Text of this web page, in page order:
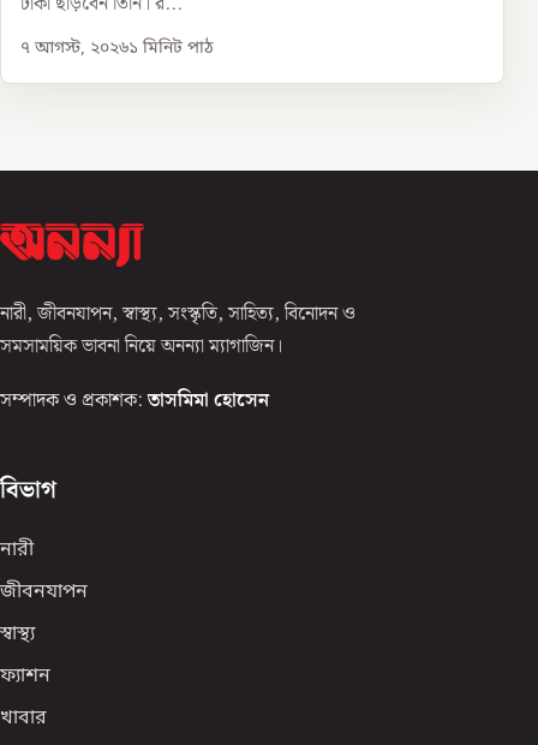
৭ আগস্ট, ২০২৬১ মিনিট পাঠ
নারী, জীবনযাপন, স্বাস্থ্য, সংস্কৃতি, সাহিত্য, বিনোদন ও
সমসাময়িক ভাবনা নিয়ে অনন্যা ম্যাগাজিন।
সম্পাদক ও প্রকাশক: তাসমিমা হোসেন
বিভাগ
নারী
জীবনযাপন
স্বাস্থ্য
ফ্যাশন
খাবার